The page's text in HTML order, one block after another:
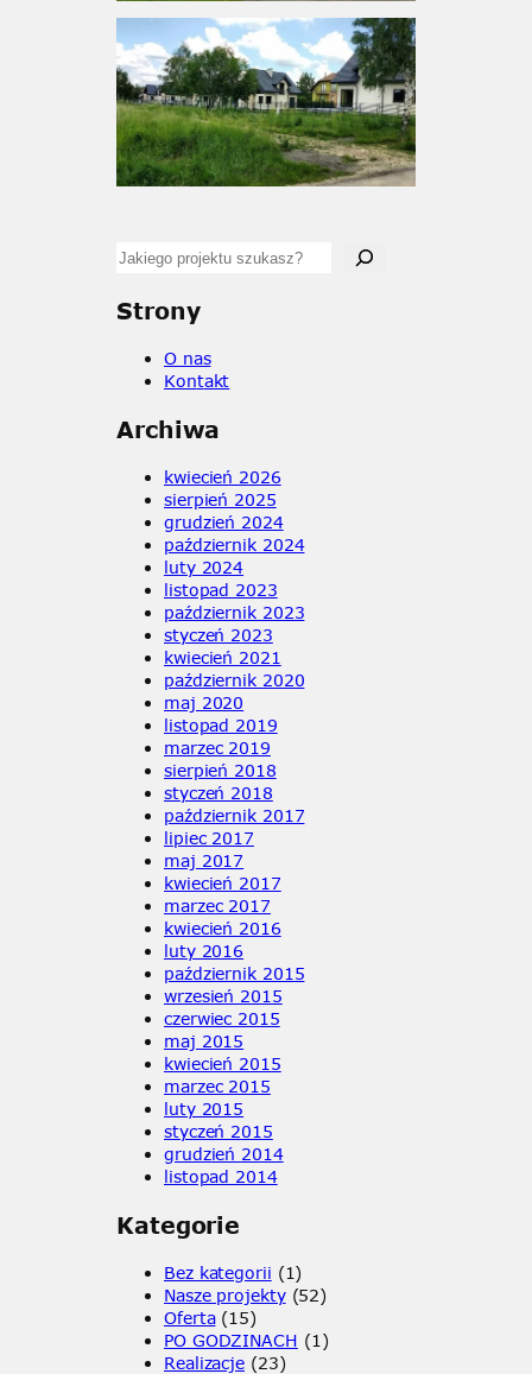
S
rStrony
O nas
Kontakt
Archiwa
kwiecień 2026
sierpień 2025
grudzień 2024
październik 2024
luty 2024
listopad 2023
październik 2023
styczeń 2023
kwiecień 2021
październik 2020
maj 2020
listopad 2019
marzec 2019
sierpień 2018
styczeń 2018
październik 2017
lipiec 2017
maj 2017
kwiecień 2017
marzec 2017
kwiecień 2016
luty 2016
październik 2015
wrzesień 2015
czerwiec 2015
maj 2015
kwiecień 2015
marzec 2015
luty 2015
styczeń 2015
grudzień 2014
listopad 2014
Kategorie
Bez kategorii (1)
Nasze projekty(52)
Oferta(15)
PO GODZINACH (1)
Realizacje (23)